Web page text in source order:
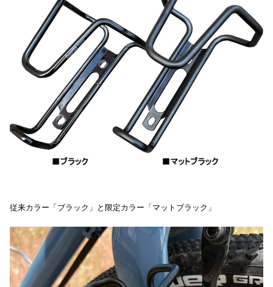
従来カラー「ブラック」と限定カラー「マットブラック」